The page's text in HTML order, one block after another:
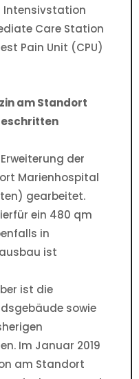
Intensivstation
Care Station
Pain Unit (CPU)
am Standort
der
Marienhospital
gearbeitet.
ein 480 qm
in
ist
ist die
sowie
Im Januar 2019
am Standort